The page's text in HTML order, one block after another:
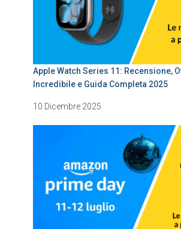
Apple Watch Series 11: Recensione,
Incredibile e Guida Completa 2025
10 Dicembre 2025